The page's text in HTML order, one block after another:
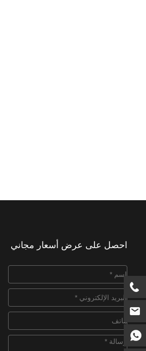
احصل على عرض أسعار مجاني